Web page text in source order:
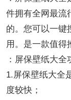
件拥有全网最流
的。您可以一键
用。是一款值得
：屏保壁纸大全
1.屏保壁纸大全
度较快；